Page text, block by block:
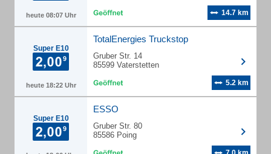
heute 08:07 Uhr 14.7 km
Super E10
heute 18:22 Uhr
TotalEnergies Truckstop
Gruber Str. 14
85599 Vaterstetten
5.2 km
Super E10
ESSO
Gruber Str. 80
85586 Poing